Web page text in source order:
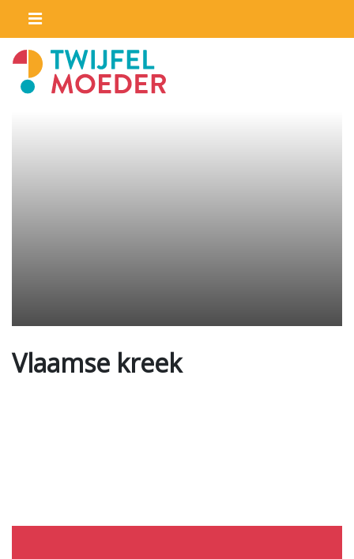
Vlaamse kreek